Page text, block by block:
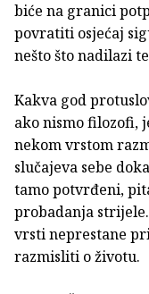
biće na granici
povratiti osjećaj
nešto što nadilazi
Kakva god
ako nismo filozofi,
nekom vrstom
slučajeva sebe
tamo potvrđeni,
probadanja
vrsti neprestane
razmisliti o životu.